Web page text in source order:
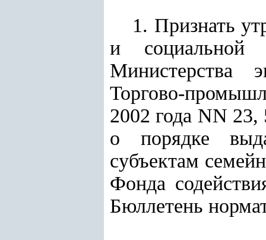
1. Признать
и социальной
Министерства
Торгово-
2002 года NN
о порядке
субъектам
Фонда
Бюллетень